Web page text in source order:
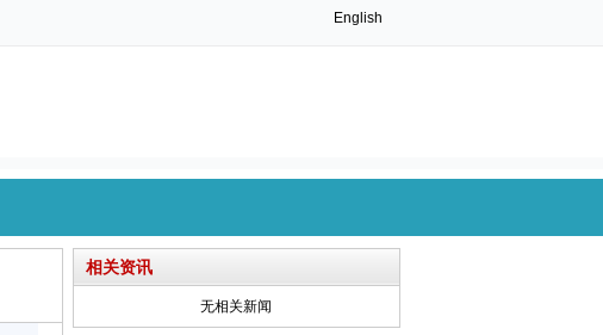
English
相关资讯
无相关新闻